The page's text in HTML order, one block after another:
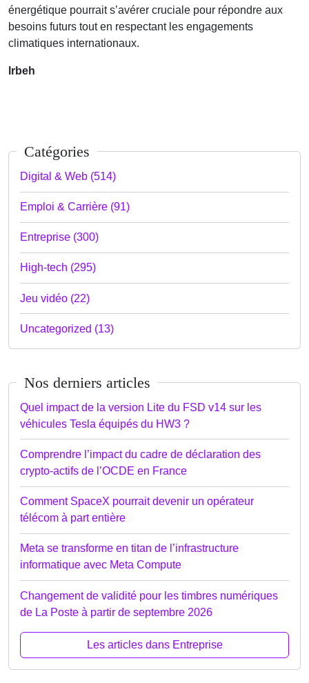
énergétique pourrait s’avérer cruciale pour répondre aux
besoins futurs tout en respectant les engagements
climatiques internationaux.
lrbeh
Catégories
Digital & Web (514)
Emploi & Carrière (91)
Entreprise (300)
High-tech (295)
Jeu vidéo (22)
Uncategorized (13)
Nos derniers articles
Quel impact de la version Lite du FSD v14 sur les
véhicules Tesla équipés du HW3 ?
Comprendre l’impact du cadre de déclaration des
crypto-actifs de l’OCDE en France
Comment SpaceX pourrait devenir un opérateur
télécom à part entière
Meta se transforme en titan de l’infrastructure
informatique avec Meta Compute
Changement de validité pour les timbres numériques
de La Poste à partir de septembre 2026
Les articles dans Entreprise